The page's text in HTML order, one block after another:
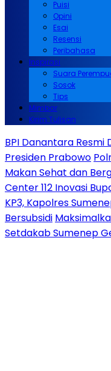
Puisi
Opini
Esai
Resensi
Peribahasa
Inspirasi
Suara
Sosok
Tips
Mimbar
Kirim Tulisan
BPI Danantara Resmi
Presiden Prabowo
Makan Sehat dan
Center 112 Inovasi
KP3, Kapolres
Bersubsidi
Setdakab Sumenep